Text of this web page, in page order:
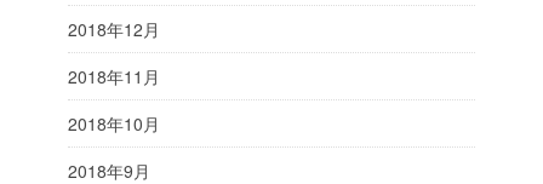
2018年12月
2018年11月
2018年10月
2018年9月